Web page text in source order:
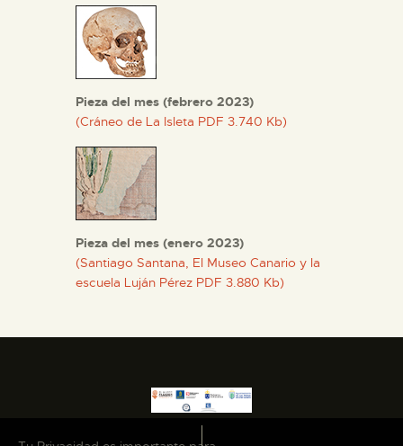
Pieza del mes (febrero 2023)
(Cráneo de La Isleta PDF 3.740 Kb)
Pieza del mes (enero 2023)
(Santiago Santana, El Museo Canario y la
escuela Luján Pérez PDF 3.880 Kb)